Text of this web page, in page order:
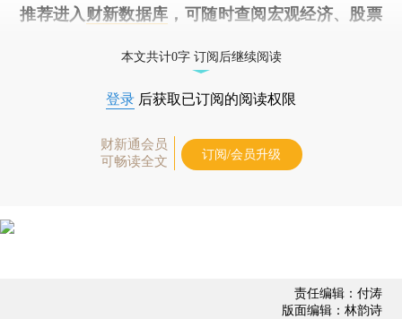
推荐进入 财新数据库 ，可随时查阅宏观经济、股票
本文共计0字 订阅后继续阅读
登录 后获取已订阅的阅读权限
财新通会员
可畅读全文
订阅/会员升级
责任编辑：付涛
版面编辑：林韵诗